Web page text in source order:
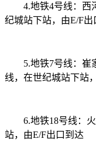
4.地铁4号线：西河
纪城站下站，由E/F出
5.地铁7号线：崔家
线，在世纪城站下站
6.地铁18号线：火
站，由E/F出口到达